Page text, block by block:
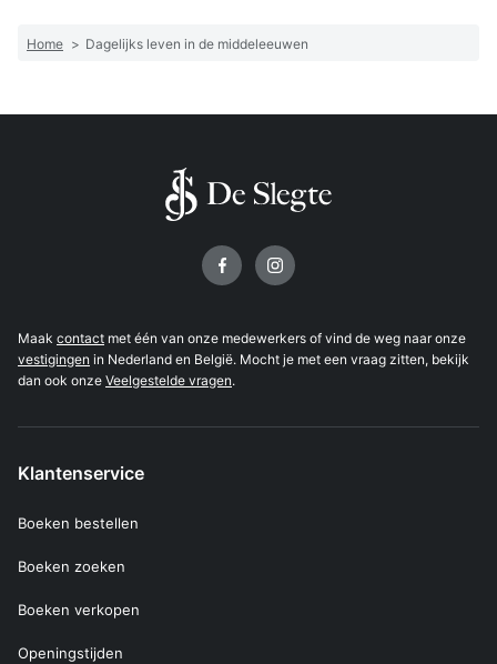
Home > Dagelijks leven in de middeleeuwen
Maak contact met één van onze medewerkers of vind de weg naar onze
vestigingen in Nederland en België. Mocht je met een vraag zitten, bekijk
dan ook onze Veelgestelde vragen.
Klantenservice
Boeken bestellen
Boeken zoeken
Boeken verkopen
Openingstijden